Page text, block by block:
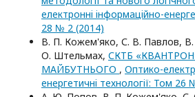
електроннi iнформацiйно-
28 № 2 (2014)
В. П. Кожем'яко, С. В. Павлов, В.
О. Штельмах, СКТБ
МАЙБУТНЬОГО , Оптико-
енергетичнi технологiї: Том 26